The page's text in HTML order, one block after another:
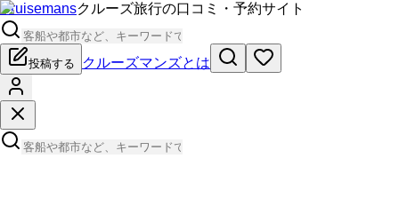
Cruisemansクルーズ旅行の口コミ・予約サイト
投稿する クルーズマンズとは